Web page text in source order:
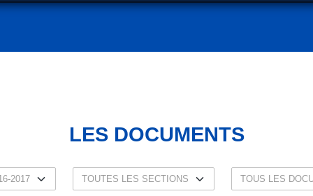
LES DOCUMENTS